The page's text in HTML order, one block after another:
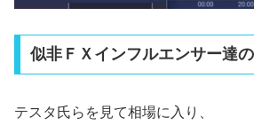
似非ＦＸインフルエンサー達
テスタ氏らを見て相場に入り、